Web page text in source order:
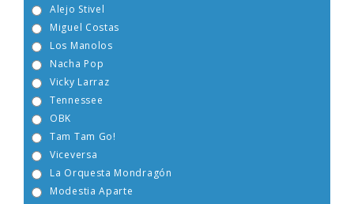
Alejo Stivel
Miguel Costas
Los Manolos
Nacha Pop
Vicky Larraz
Tennessee
OBK
Tam Tam Go!
Viceversa
La Orquesta Mondragón
Modestia Aparte